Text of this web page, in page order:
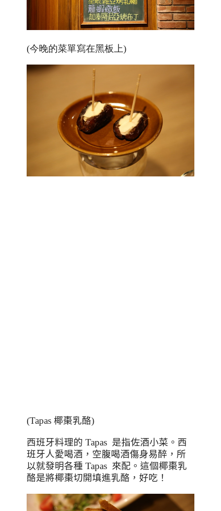
(今晚的菜單寫在黑板上)
(Tapas 椰棗乳酪)
西班牙料理的 Tapas 是指佐酒小菜。西
班牙人愛喝酒，空腹喝酒傷身易醉，所
以就發明各種 Tapas 來配。這個椰棗乳
酪是將椰棗切開填進乳酪，好吃！